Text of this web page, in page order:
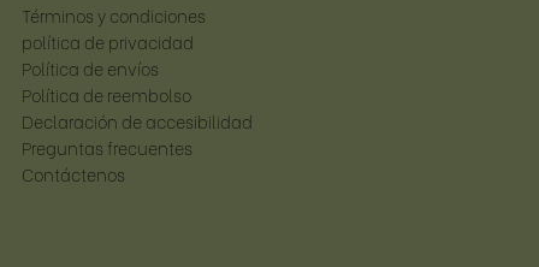
Términos y condiciones
política de privacidad
Política de envíos
Política de reembolso
Declaración de accesibilidad
Preguntas frecuentes
Contáctenos